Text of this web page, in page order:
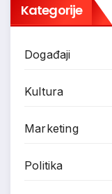
Kategorije
Događaji
Kultura
Marketing
Politika